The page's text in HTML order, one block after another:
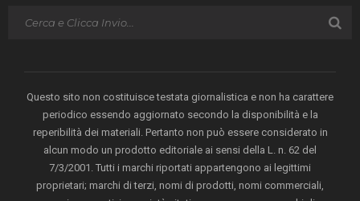
Questo sito non costituisce testata giornalistica e non ha carattere
periodico essendo aggiornato secondo la disponibilità e la
reperibilità dei materiali. Pertanto non può essere considerato in
alcun modo un prodotto editoriale ai sensi della L. n. 62 del
7/3/2001. Tutti i marchi riportati appartengono ai legittimi
proprietari; marchi di terzi, nomi di prodotti, nomi commerciali,